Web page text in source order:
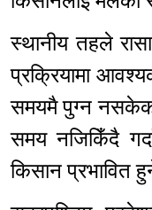
स्थानीय तहले
प्रक्रियामा
समयमै पुग्न
समय नजिकिँदै
किसान प्रभावित